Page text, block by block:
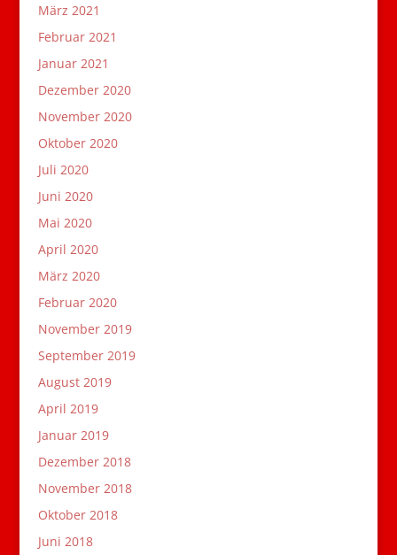
März 2021
Februar 2021
Januar 2021
Dezember 2020
November 2020
Oktober 2020
Juli 2020
Juni 2020
Mai 2020
April 2020
März 2020
Februar 2020
November 2019
September 2019
August 2019
April 2019
Januar 2019
Dezember 2018
November 2018
Oktober 2018
Juni 2018